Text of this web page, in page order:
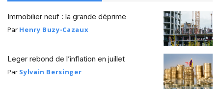
Immobilier neuf : la grande déprime
Par Henry Buzy-Cazaux
Leger rebond de l’inflation en juillet
Par Sylvain Bersinger